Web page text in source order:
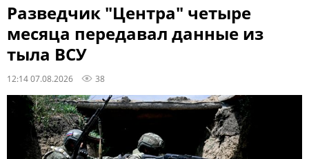
Разведчик "Центра" четыре
месяца передавал данные из
тыла ВСУ
12:14 07.08.2026 38